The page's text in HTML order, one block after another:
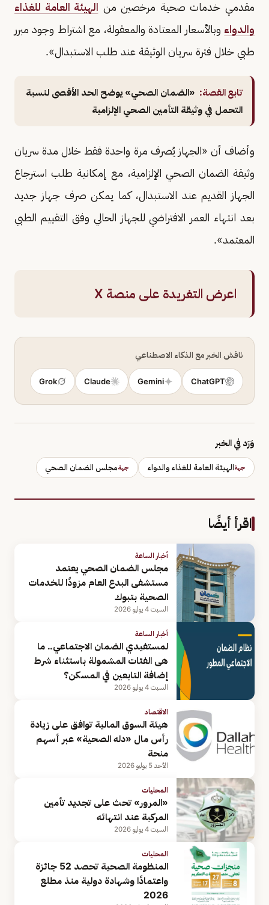
مقدمي خدمات صحية مرخصين من الهيئة العامة للغذاء
والدواء وبالأسعار المعتادة والمعقولة، مع اشتراط وجود مبرر
طبي خلال فترة سريان الوثيقة عند طلب الاستبدال».
تابع القصة: «الضمان الصحي» يوضح الحد الأقصى لنسبة
التحمل في وثيقة التأمين الصحي الإلزامية
وأضاف أن «الجهاز يُصرف مرة واحدة فقط خلال مدة سريان
وثيقة الضمان الصحي الإلزامية، مع إمكانية طلب استرجاع
الجهاز القديم عند الاستبدال، كما يمكن صرف جهاز جديد
بعد انتهاء العمر الافتراضي للجهاز الحالي وفق التقييم الطبي
المعتمد».
اعرض التغريدة على منصة X
ناقش الخبر مع الذكاء الاصطناعي
ChatGPT
Gemini
Claude
Grok
وَرَد في الخبر
جهةالهيئة العامة للغذاء والدواء جهةمجلس الضمان الصحي
اقرأ أيضًا
أخبار الساعة
مجلس الضمان الصحي يعتمد
مستشفى البدع العام مزودًا للخدمات
الصحية بتبوك
السبت 4 يوليو 2026
أخبار الساعة
لمستفيدي الضمان الاجتماعي.. ما
هى الفئات المشمولة باستثناء شرط
إضافة التابعين في المسكن؟
السبت 4 يوليو 2026
الاقتصاد
هيئة السوق المالية توافق على زيادة
رأس مال «دله الصحية» عبر أسهم
منحة
الأحد 5 يوليو 2026
المحليات
«المرور» تحث على تجديد تأمين
المركبة عند انتهائه
السبت 4 يوليو 2026
المحليات
المنظومة الصحية تحصد 52 جائزة
واعتمادًا وشهادة دولية منذ مطلع
2026